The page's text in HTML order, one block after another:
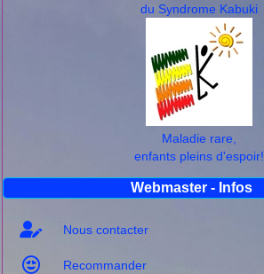
du Syndrome Kabuki
Maladie rare,
enfants pleins d'espoir!
Webmaster - Infos
Nous contacter
Recommander